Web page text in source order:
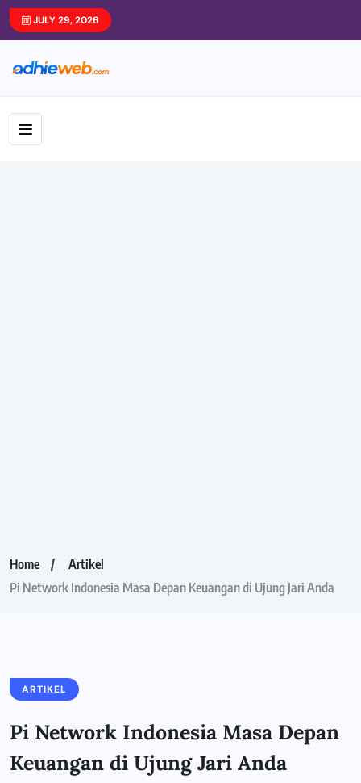
JULY 29, 2026
Home
Artikel
Pi Network Indonesia Masa Depan Keuangan di Ujung Jari Anda
ARTIKEL
Pi Network Indonesia Masa Depan
Keuangan di Ujung Jari Anda